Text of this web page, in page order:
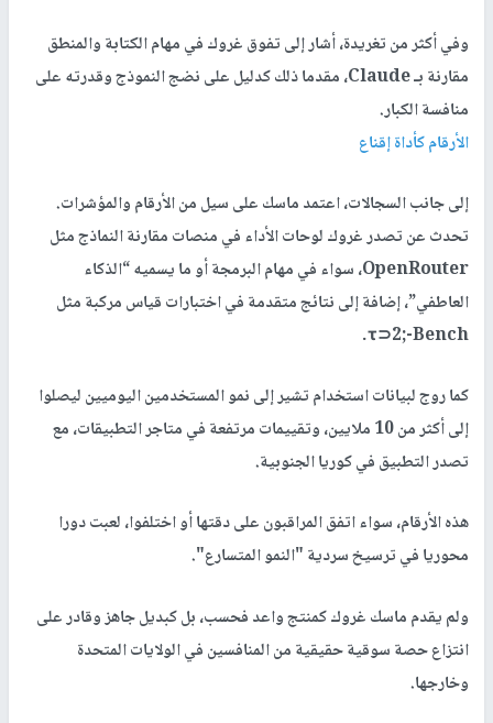
وفي أكثر من تغريدة، أشار إلى تفوق غروك في مهام الكتابة والمنطق
مقارنة بـ Claude، مقدما ذلك كدليل على نضج النموذج وقدرته على
منافسة الكبار.
الأرقام كأداة إقناع
إلى جانب السجالات، اعتمد ماسك على سيل من الأرقام والمؤشرات.
تحدث عن تصدر غروك لوحات الأداء في منصات مقارنة النماذج مثل
OpenRouter، سواء في مهام البرمجة أو ما يسميه “الذكاء
العاطفي”، إضافة إلى نتائج متقدمة في اختبارات قياس مركبة مثل
τ⊃2;-Bench.
كما روج لبيانات استخدام تشير إلى نمو المستخدمين اليوميين ليصلوا
إلى أكثر من 10 ملايين، وتقييمات مرتفعة في متاجر التطبيقات، مع
تصدر التطبيق في كوريا الجنوبية.
هذه الأرقام، سواء اتفق المراقبون على دقتها أو اختلفوا، لعبت دورا
محوريا في ترسيخ سردية "النمو المتسارع".
ولم يقدم ماسك غروك كمنتج واعد فحسب، بل كبديل جاهز وقادر على
انتزاع حصة سوقية حقيقية من المنافسين في الولايات المتحدة
وخارجها.